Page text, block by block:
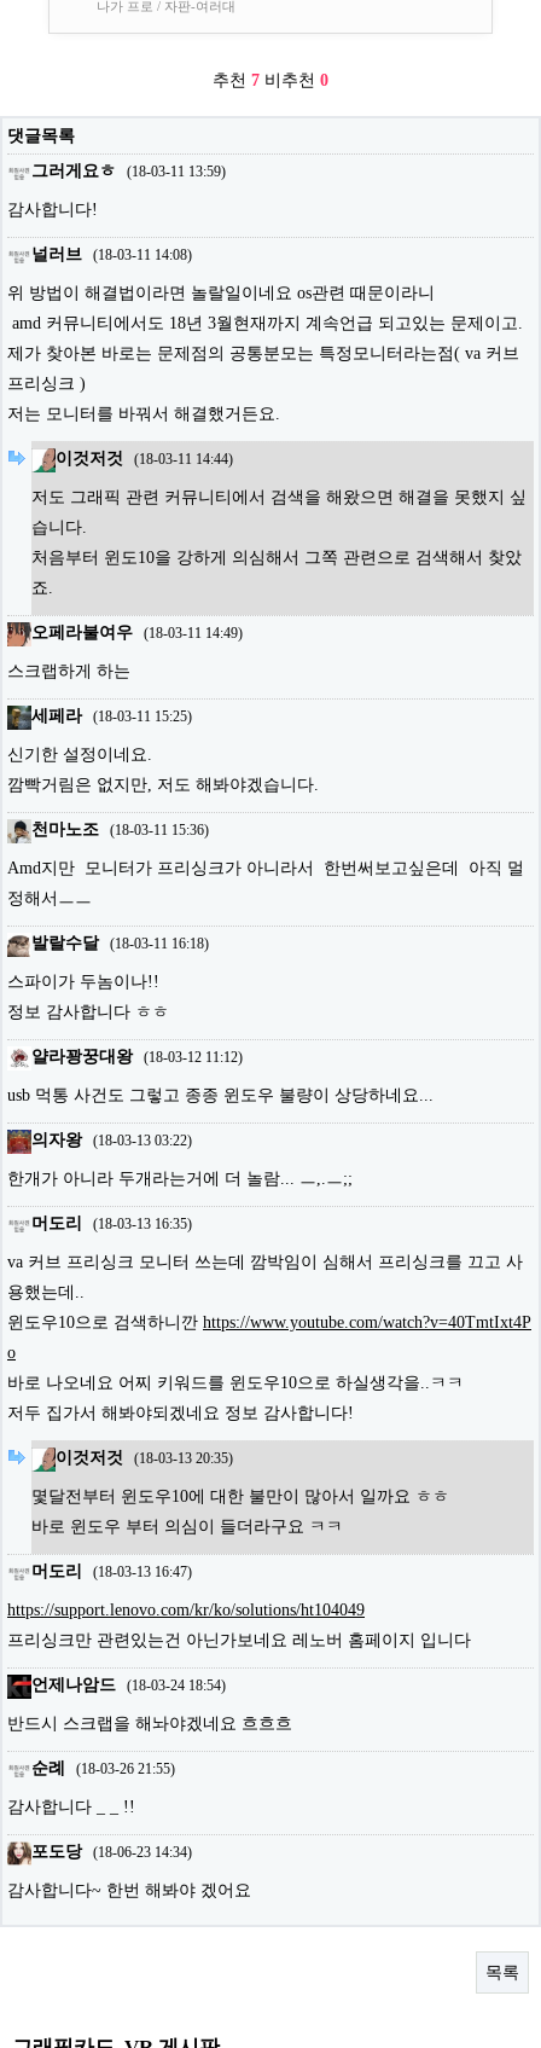
나가 프로 / 자판-여러대
추천 7 비추천 0
댓글목록
그러게요ㅎ
(18-03-11 13:59)
감사합니다!
널러브 (18-03-11 14:08)
위 방법이 해결법이라면 놀랄일이네요 os관련 때문이라니
amd 커뮤니티에서도 18년 3월현재까지 계속언급 되고있는 문제이고.
제가 찾아본 바로는 문제점의 공통분모는 특정모니터라는점( va 커브
프리싱크 )
저는 모니터를 바꿔서 해결했거든요.
이것저것 (18-03-11 14:44)
저도 그래픽 관련 커뮤니티에서 검색을 해왔으면 해결을 못했지 싶
습니다.
처음부터 윈도10을 강하게 의심해서 그쪽 관련으로 검색해서 찾았
죠.
오페라불여우 (18-03-11 14:49)
스크랩하게 하는
세페라 (18-03-11 15:25)
신기한 설정이네요.
깜빡거림은 없지만, 저도 해봐야겠습니다.
천마노조 (18-03-11 15:36)
Amd지만 모니터가 프리싱크가 아니라서 한번써보고싶은데 아직 멀
정해서ㅡㅡ
발랄수달 (18-03-11 16:18)
스파이가 두놈이나!!
정보 감사합니다 ㅎㅎ
얄라꽝꿍대왕 (18-03-12 11:12)
usb 먹통 사건도 그렇고 종종 윈도우 불량이 상당하네요...
의자왕 (18-03-13 03:22)
한개가 아니라 두개라는거에 더 놀람... ㅡ,.ㅡ;;
머도리 (18-03-13 16:35)
va 커브 프리싱크 모니터 쓰는데 깜박임이 심해서 프리싱크를 끄고 사
용했는데..
윈도우10으로 검색하니깐 https://www.youtube.com/watch?v=40TmtIxt4P
o
바로 나오네요 어찌 키워드를 윈도우10으로 하실생각을..ㅋㅋ
저두 집가서 해봐야되겠네요 정보 감사합니다!
이것저것 (18-03-13 20:35)
몇달전부터 윈도우10에 대한 불만이 많아서 일까요 ㅎㅎ
바로 윈도우 부터 의심이 들더라구요 ㅋㅋ
머도리 (18-03-13 16:47)
https://support.lenovo.com/kr/ko/solutions/ht104049
프리싱크만 관련있는건 아닌가보네요 레노버 홈페이지 입니다
언제나암드 (18-03-24 18:54)
반드시 스크랩을 해놔야겠네요 흐흐흐
순례 (18-03-26 21:55)
감사합니다 _ _ !!
포도당 (18-06-23 14:34)
감사합니다~ 한번 해봐야 겠어요
목록